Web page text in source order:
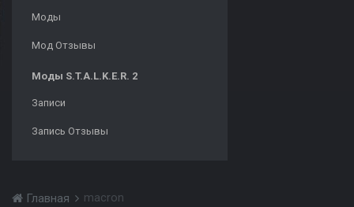
Моды
Мод Отзывы
Моды S.T.A.L.K.E.R. 2
Записи
Запись Отзывы
Главная macron